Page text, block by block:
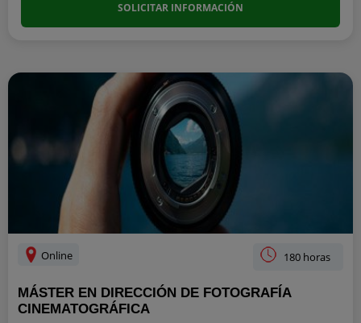
SOLICITAR INFORMACIÓN
Online 180 horas
MÁSTER EN DIRECCIÓN DE FOTOGRAFÍA
CINEMATOGRÁFICA